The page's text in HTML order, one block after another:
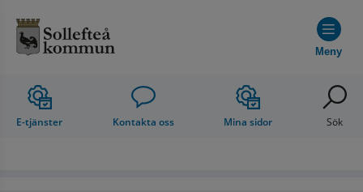
Meny
E-tjänster Kontakta oss Mina sidor Sök